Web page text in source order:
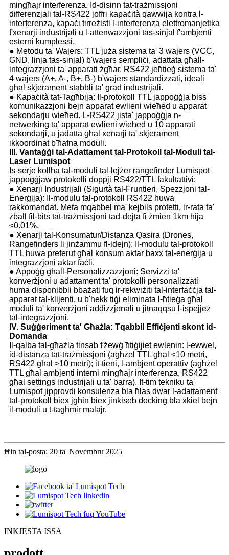
mingħajr interferenza. Id-disinn tat-trażmissjoni
differenzjali tal-RS422 joffri kapaċità qawwija kontra l-
interferenza, kapaċi tirreżisti l-interferenza elettromanjetika
f'xenarji industrijali u l-attenwazzjoni tas-sinjal f'ambjenti
esterni kumplessi.
● Metodu ta' Wajers: TTL juża sistema ta' 3 wajers (VCC,
GND, linja tas-sinjal) b'wajers sempliċi, adattata għall-
integrazzjoni ta' apparati żgħar. RS422 jeħtieġ sistema ta'
4 wajers (A+, A-, B+, B-) b'wajers standardizzati, ideali
għal skjerament stabbli ta' grad industrijali.
● Kapaċità tat-Tagħbija: Il-protokoll TTL jappoġġja biss
komunikazzjoni bejn apparat ewlieni wieħed u apparat
sekondarju wieħed. L-RS422 jista' jappoġġja n-
netwerking ta' apparat ewlieni wieħed u 10 apparati
sekondarji, u jadatta għal xenarji ta' skjerament
ikkoordinat b'ħafna moduli.
III. Vantaġġi tal-Adattament tal-Protokoll tal-Moduli tal-
Laser Lumispot
Is-serje kollha tal-moduli tal-lejżer rangefinder Lumispot
jappoġġjaw protokolli doppji RS422/TTL fakultattivi:
● Xenarji Industrijali (Sigurtà tal-Fruntieri, Spezzjoni tal-
Enerġija): Il-modulu tal-protokoll RS422 huwa
rakkomandat. Meta mqabbel ma' kejbils protetti, ir-rata ta'
żball fil-bits tat-trażmissjoni tad-dejta fi żmien 1km hija
≤0.01%.
● Xenarji tal-Konsumatur/Distanza Qasira (Drones,
Rangefinders li jinżammu fl-idejn): Il-modulu tal-protokoll
TTL huwa preferut għal konsum aktar baxx tal-enerġija u
integrazzjoni aktar faċli.
● Appoġġ għall-Personalizzazzjoni: Servizzi ta'
konverżjoni u adattament ta' protokolli personalizzati
huma disponibbli bbażati fuq ir-rekwiżiti tal-interfaċċja tal-
apparat tal-klijenti, u b'hekk tiġi eliminata l-ħtieġa għal
moduli ta' konverżjoni addizzjonali u jitnaqqsu l-ispejjeż
tal-integrazzjoni.
IV. Suġġeriment ta' Għażla: Tqabbil Effiċjenti skont id-
Domanda
Il-qalba tal-għażla tinsab f'żewġ ħtiġijiet ewlenin: l-ewwel,
id-distanza tat-trażmissjoni (agħżel TTL għal ≤10 metri,
RS422 għal >10 metri); it-tieni, l-ambjent operattiv (agħżel
TTL għal ambjenti interni mingħajr interferenza, RS422
għal settings industrijali u ta' barra). It-tim tekniku ta'
Lumispot jipprovdi konsulenza bla ħlas dwar l-adattament
tal-protokoll biex jgħin biex jinkiseb docking bla xkiel bejn
il-moduli u t-tagħmir malajr.
Ħin tal-posta: 20 ta' Novembru 2025
INKJESTA ISSA